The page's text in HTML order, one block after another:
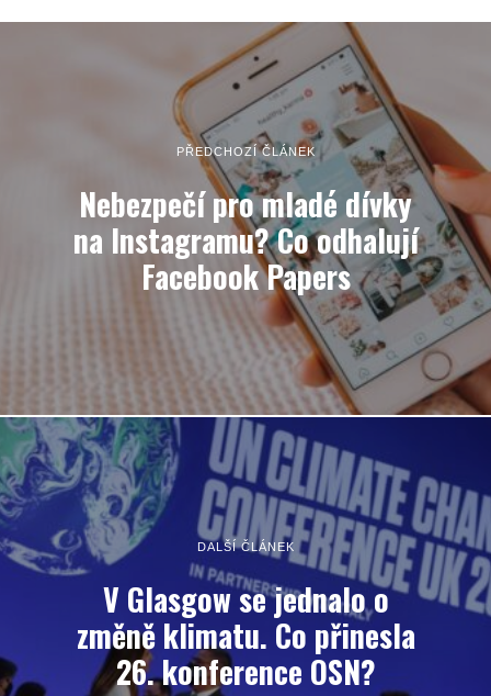
PŘEDCHOZÍ ČLÁNEK
Nebezpečí pro mladé dívky
na Instagramu? Co odhalují
Facebook Papers
DALŠÍ ČLÁNEK
V Glasgow se jednalo o
změně klimatu. Co přinesla
26. konference OSN?